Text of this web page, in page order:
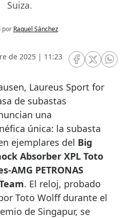
Suiza.
por Raquel Sánchez
de 2025 | 11:23
RRSS Facebook
RRSSRRSS
de subastas
una
única: la subasta
ejemplares del Big
Absorber XPL Toto
AMG PETRONAS
. El reloj, probado
Toto Wolff durante el
de Singapur, se